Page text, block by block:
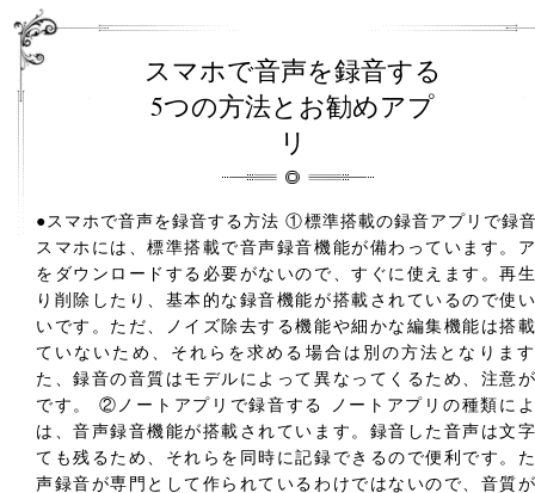
スマホで音声を録音する
5つの方法とお勧めアプ
リ
●スマホで音声を録音する方法 ①標準搭載の録音アプリで録
スマホには、標準搭載で音声録音機能が備わっています。
をダウンロードする必要がないので、すぐに使えます。再
り削除したり、基本的な録音機能が搭載されているので使
いです。ただ、ノイズ除去する機能や細かな編集機能は搭
ていないため、それらを求める場合は別の方法となりま
た、録音の音質はモデルによって異なってくるため、注意
です。 ②ノートアプリで録音する ノートアプリの種類に
は、音声録音機能が搭載されています。録音した音声は文
ても残るため、それらを同時に記録できるので便利です。
声録音が専門として作られているわけではないので、音質